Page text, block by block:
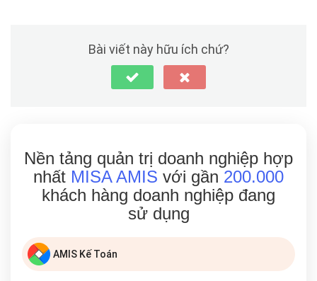
Bài viết này hữu ích chứ?
Nền tảng quản trị doanh nghiệp hợp
nhất MISA AMIS với gần 200.000
khách hàng doanh nghiệp đang
sử dụng
AMIS Kế Toán